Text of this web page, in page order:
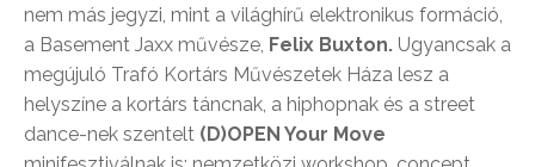
nem más jegyzi, mint a világhírű elektronikus formáció,
a Basement Jaxx művésze, Felix Buxton. Ugyancsak a
megújuló Trafó Kortárs Művészetek Háza lesz a
helyszíne a kortárs táncnak, a hiphopnak és a street
dance-nek szentelt (D)OPEN Your Move